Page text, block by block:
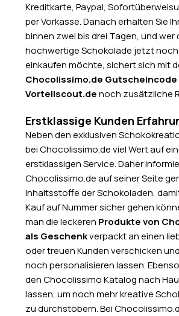
Kreditkarte, Paypal,
per Vorkasse. Danach erhalten Sie
binnen zwei bis drei Tagen, und wer
hochwertige Schokolade jetzt
einkaufen möchte, sichert sich mit
Chocolissimo.de Gutscheincode
Vorteilscout.denoch zusätzliche
Erstklassige Kunden
Neben den exklusiven
bei Chocolissimo.de viel Wert auf
erstklassigen Service. Daher
Chocolissimo.de auf seiner Seite
Inhaltsstoffe der Schokoladen,
Kauf auf Nummer sicher gehen
man die leckeren Produkte von
als Geschenkverpackt an einen
oder treuen Kunden verschicken
noch personalisieren lassen.
den Chocolissimo Katalog nach
lassen, um noch mehr kreative
zu durchstöbern. Bei